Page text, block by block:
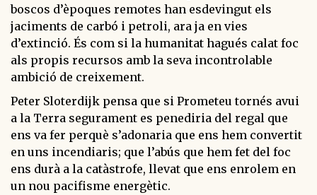
boscos d’èpoques remotes han esdevingut els
jaciments de carbó i petroli, ara ja en vies
d’extinció. És com si la humanitat hagués calat foc
als propis recursos amb la seva incontrolable
ambició de creixement.
Peter Sloterdijk pensa que si Prometeu tornés avui
a la Terra segurament es penediria del regal que
ens va fer perquè s’adonaria que ens hem convertit
en uns incendiaris; que l’abús que hem fet del foc
ens durà a la catàstrofe, llevat que ens enrolem en
un nou pacifisme energètic.